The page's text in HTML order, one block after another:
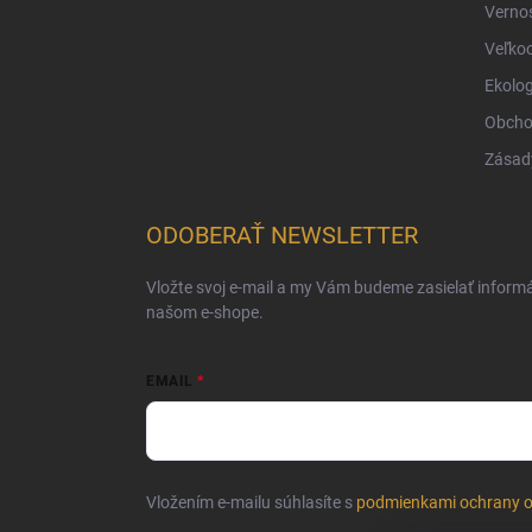
ODOBERAŤ NEWSLETTER
Vložte svoj e-mail a my Vám budeme zasielať
našom e-shope.
EMAIL
Vložením e-mailu súhlasíte s podmienkami ochrany